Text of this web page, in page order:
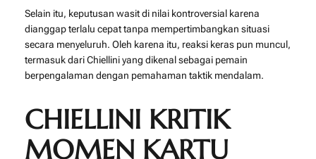
Selain itu, keputusan wasit di nilai kontroversial karena
dianggap terlalu cepat tanpa mempertimbangkan situasi
secara menyeluruh. Oleh karena itu, reaksi keras pun muncul,
termasuk dari Chiellini yang dikenal sebagai pemain
berpengalaman dengan pemahaman taktik mendalam.
CHIELLINI KRITIK
MOMEN KARTU